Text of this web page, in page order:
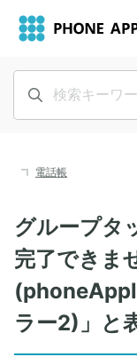
電話帳
グループタ
完了できま
ラー2)」と